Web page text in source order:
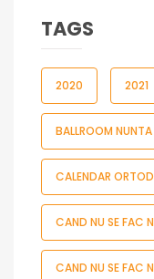
TAGS
2020 2021
BALLROOM NUNTA
CALENDAR
CAND NU SE FAC
CAND NU SE FAC